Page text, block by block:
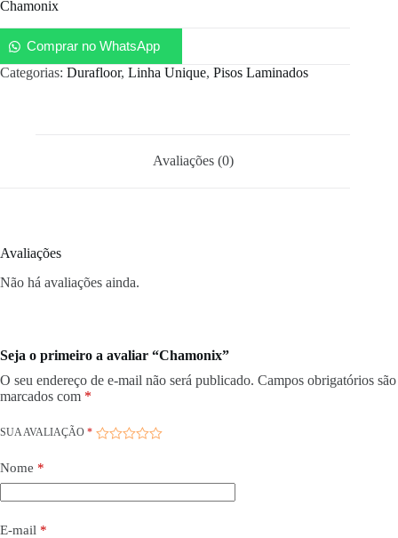
Chamonix
Comprar no WhatsApp
Categorias: Durafloor, Linha Unique, Pisos Laminados
Avaliações (0)
Avaliações
Não há avaliações ainda.
Seja o primeiro a avaliar “Chamonix”
O seu endereço de e-mail não será publicado. Campos obrigatórios são
marcados com *
SUA AVALIAÇÃO *
Nome *
E-mail *